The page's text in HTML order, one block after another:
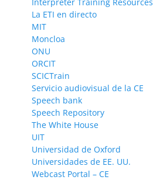
La ETI en directo
MIT
Moncloa
ONU
ORCIT
SCICTrain
Servicio audiovisual de la CE
Speech bank
Speech Repository
The White House
UIT
Universidad de Oxford
Universidades de EE. UU.
Webcast Portal – CE